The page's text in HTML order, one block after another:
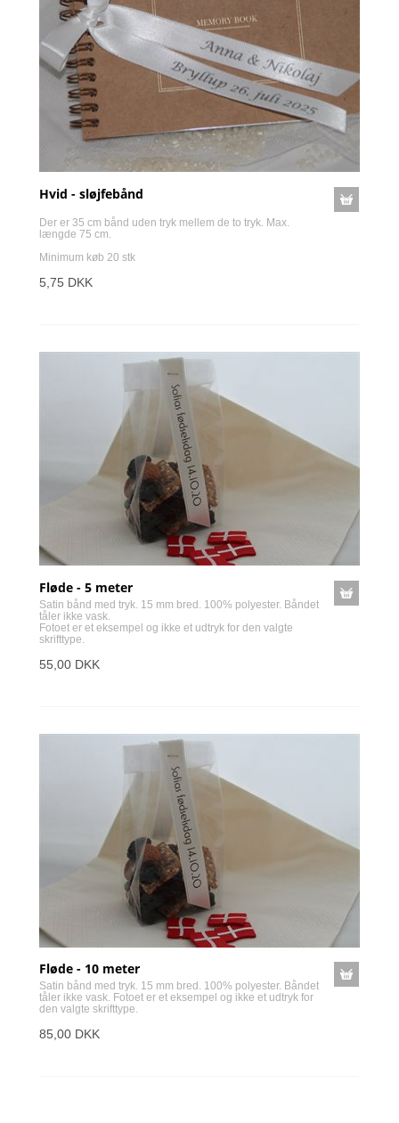
Hvid - sløjfebånd
Der er 35 cm bånd uden tryk mellem de to tryk. Max.
længde 75 cm.
Minimum køb 20 stk
5,75 DKK
Fløde - 5 meter
Satin bånd med tryk. 15 mm bred. 100% polyester. Båndet
tåler ikke vask.
Fotoet er et eksempel og ikke et udtryk for den valgte
skrifttype.
55,00 DKK
Fløde - 10 meter
Satin bånd med tryk. 15 mm bred. 100% polyester. Båndet
tåler ikke vask. Fotoet er et eksempel og ikke et udtryk for
den valgte skrifttype.
85,00 DKK